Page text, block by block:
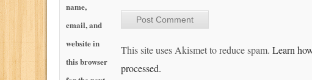
name,
email, and
website in
this browser
This site uses Akismet to reduce spam. Learn
processed.